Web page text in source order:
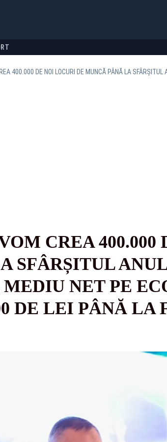
CREA 400.000
SFÂRȘITUL
NET PE
DE LEI PÂNĂ LA